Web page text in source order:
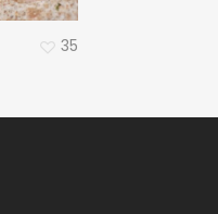
35